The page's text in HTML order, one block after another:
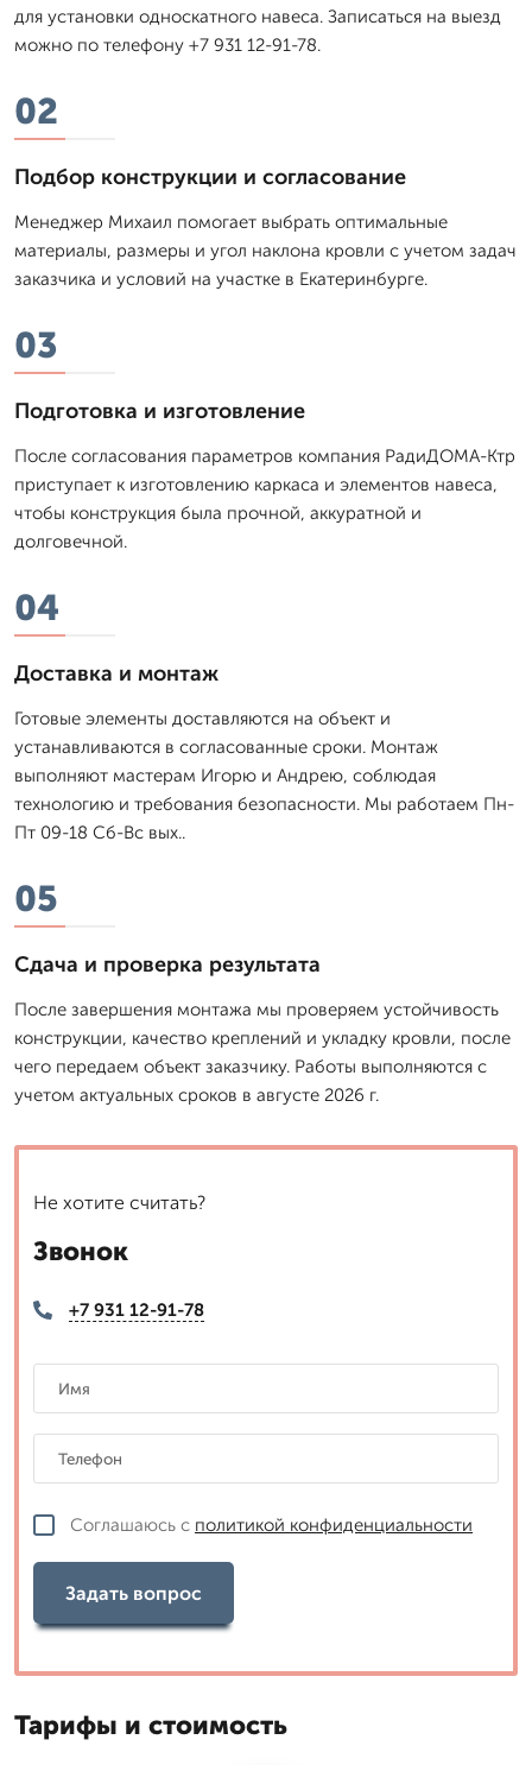
для установки односкатного навеса. Записаться на выезд
можно по телефону +7 931 12-91-78.
02
Подбор конструкции и согласование
Менеджер Михаил помогает выбрать оптимальные
материалы, размеры и угол наклона кровли с учетом задач
заказчика и условий на участке в Екатеринбурге.
03
Подготовка и изготовление
После согласования параметров компания РадиДОМА-Ктр
приступает к изготовлению каркаса и элементов навеса,
чтобы конструкция была прочной, аккуратной и
долговечной.
04
Доставка и монтаж
Готовые элементы доставляются на объект и
устанавливаются в согласованные сроки. Монтаж
выполняют мастерам Игорю и Андрею, соблюдая
технологию и требования безопасности. Мы работаем Пн-
Пт 09-18 Сб-Вс вых..
05
Сдача и проверка результата
После завершения монтажа мы проверяем устойчивость
конструкции, качество креплений и укладку кровли, после
чего передаем объект заказчику. Работы выполняются с
учетом актуальных сроков в августе 2026 г.
Не хотите считать?
Звонок
+7 931 12-91-78
Соглашаюсь с политикой конфиденциальности
Задать вопрос
Тарифы и стоимость